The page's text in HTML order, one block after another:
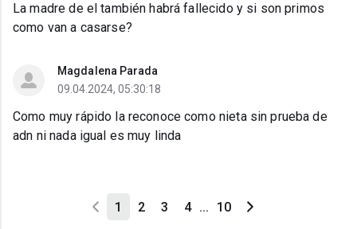
La madre de el también habrá fallecido y si son primos
como van a casarse?
Magdalena Parada
09.04.2024, 05:30:18
Como muy rápido la reconoce como nieta sin prueba de
adn ni nada igual es muy linda
1 2 3 4 ... 10